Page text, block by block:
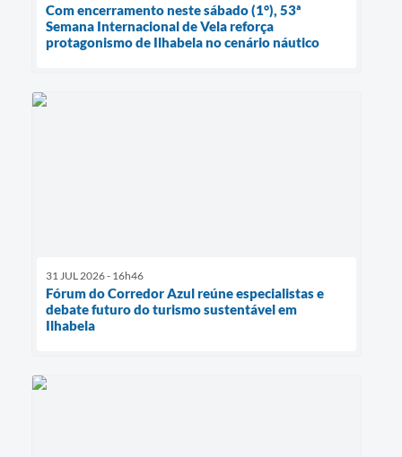
Com encerramento neste sábado (1°), 53ª
Semana Internacional de Vela reforça
protagonismo de Ilhabela no cenário náutico
31 JUL 2026 - 16h46
Fórum do Corredor Azul reúne especialistas e
debate futuro do turismo sustentável em
Ilhabela